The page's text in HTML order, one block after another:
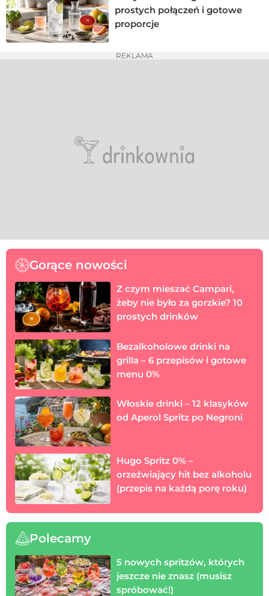
prostych połączeń i gotowe
proporcje
REKLAMA
Gorące nowości
Z czym mieszać Campari,
żeby nie było za gorzkie? 10
prostych drinków
Bezalkoholowe drinki na
grilla – 6 przepisów i gotowe
menu 0%
Włoskie drinki – 12 klasyków
od Aperol Spritz po Negroni
Hugo Spritz 0% –
orzeźwiający hit bez alkoholu
(przepis na każdą porę roku)
Polecamy
5 nowych spritzów, których
jeszcze nie znasz (musisz
spróbować!)